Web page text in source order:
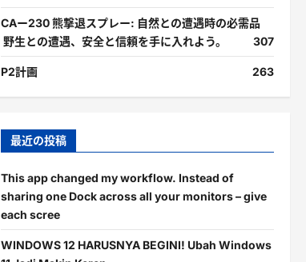
CAー230 熊撃退スプレー: 自然との遭遇時の必需品
野生との遭遇、安全と信頼を手に入れよう。
307
P2計画 263
最近の投稿
This app changed my workflow. Instead of
sharing one Dock across all your monitors – give
each scree
WINDOWS 12 HARUSNYA BEGINI! Ubah Windows